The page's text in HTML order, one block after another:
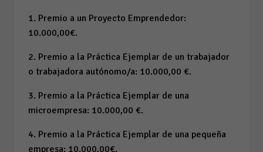
1. Premio a un Proyecto Emprendedor:
10.000,00€.
2. Premio a la Práctica Ejemplar de un trabajador
o trabajadora autónomo/a: 10.000,00 €.
3. Premio a la Práctica Ejemplar de una
microempresa: 10.000,00 €.
4. Premio a la Práctica Ejemplar de una pequeña
empresa: 10.000,00€.